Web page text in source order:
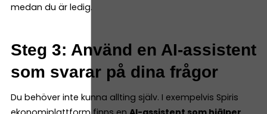
medan du är ledig.
Steg 3: Använd en AI-assistent
som svarar på dina frågor
Du behöver inte kunna allting själv. I exempelvis Spiris